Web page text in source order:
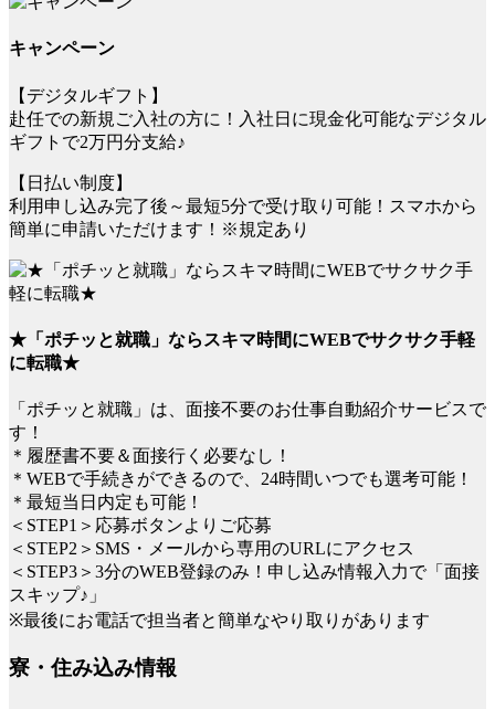
キャンペーン
【デジタルギフト】
赴任での新規ご入社の方に！入社日に現金化可能なデジタル
ギフトで2万円分支給♪
【日払い制度】
利用申し込み完了後～最短5分で受け取り可能！スマホから
簡単に申請いただけます！※規定あり
★「ポチッと就職」ならスキマ時間にWEBでサクサク手軽
に転職★
「ポチッと就職」は、面接不要のお仕事自動紹介サービスで
す！
＊履歴書不要＆面接行く必要なし！
＊WEBで手続きができるので、24時間いつでも選考可能！
＊最短当日内定も可能！
＜STEP1＞応募ボタンよりご応募
＜STEP2＞SMS・メールから専用のURLにアクセス
＜STEP3＞3分のWEB登録のみ！申し込み情報入力で「面接
スキップ♪」
※最後にお電話で担当者と簡単なやり取りがあります
寮・住み込み情報